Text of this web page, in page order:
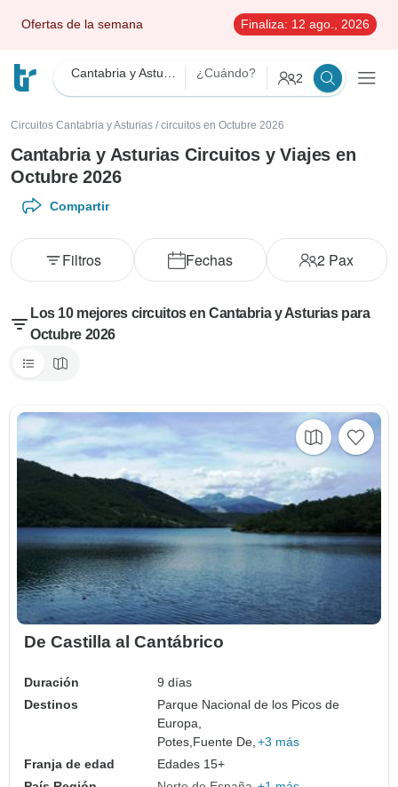
Ofertas de la semana Finaliza: 12 ago., 2026
¿Cuándo? 2
Circuitos Cantabria y Asturias / circuitos en Octubre 2026
Cantabria y Asturias Circuitos y Viajes en
Octubre 2026
Compartir
Fechas 2 Pax
Filtros
Los 10 mejores circuitos en Cantabria y Asturias para
Octubre 2026
De Castilla al Cantábrico
Duración
9 días
Destinos
Parque Nacional de los Picos de
Europa,
Potes, Fuente De, +3 más
Franja de edad
Edades 15+